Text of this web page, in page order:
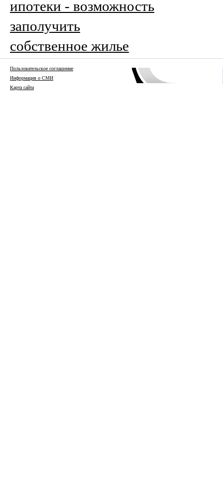
ипотеки - возможность
заполучить
собственное жилье
Пользовательское соглашение
Информация о СМИ
Карта сайта